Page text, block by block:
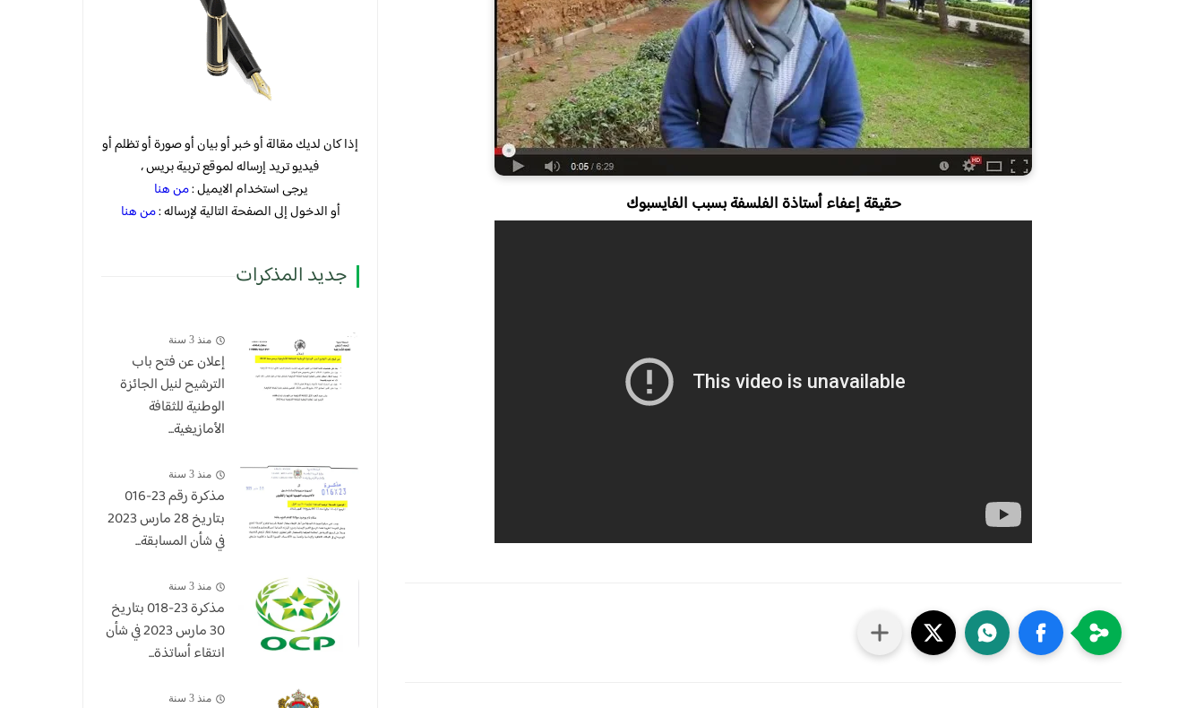
حقيقة إعفاء أستاذة الفلسفة بسبب الفايسبوك
إذا كان لديك مقالة أو خبر أو بيان أو صورة أو تظلم أو
فيديو تريد إرساله لموقع تربية بريس ،
يرجى استخدام الايميل :من هنا
أو الدخول إلى الصفحة التالية لإرساله :من هنا
جديد المذكرات
منذ 3 سنة
إعلان عن فتح باب
الترشيح لنيل الجائزة
الوطنية للثقافة
الأمازيغية...
منذ 3 سنة
مذكرة رقم 23-016
بتاريخ 28 مارس 2023
في شأن المسابقة...
منذ 3 سنة
​مذكرة 23-018 بتاريخ
30 مارس 2023 في شأن
انتقاء أساتذة...
منذ 3 سنة